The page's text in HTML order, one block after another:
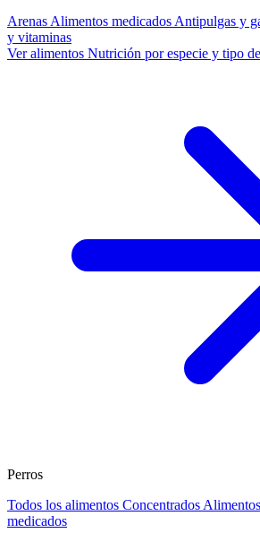
Arenas Alimentos medicados Antipulgas y
y vitaminas
Ver alimentos Nutrición por especie y tipo
Perros
Todos los alimentos Concentrados
medicados